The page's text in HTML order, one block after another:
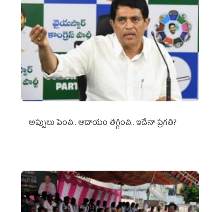
అప్పులు పెంచి.. ఆదాయం తగ్గించి.. ఇదేనా ప్రగతి?